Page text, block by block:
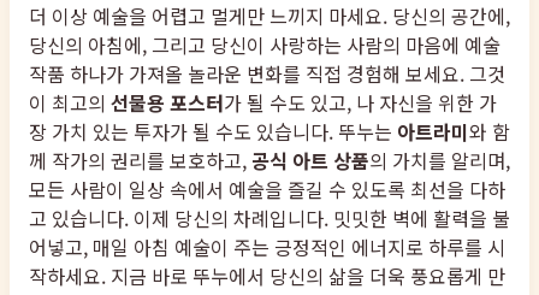
더 이상 예술을 어렵고 멀게만 느끼지 마세요. 당신의 공간에,
당신의 아침에, 그리고 당신이 사랑하는 사람의 마음에 예술
작품 하나가 가져올 놀라운 변화를 직접 경험해 보세요. 그것
이 최고의 선물용 포스터가 될 수도 있고, 나 자신을 위한 가
장 가치 있는 투자가 될 수도 있습니다. 뚜누는 아트라미와 함
께 작가의 권리를 보호하고, 공식 아트 상품의 가치를 알리며,
모든 사람이 일상 속에서 예술을 즐길 수 있도록 최선을 다하
고 있습니다. 이제 당신의 차례입니다. 밋밋한 벽에 활력을 불
어넣고, 매일 아침 예술이 주는 긍정적인 에너지로 하루를 시
작하세요. 지금 바로 뚜누에서 당신의 삶을 더욱 풍요롭게 만